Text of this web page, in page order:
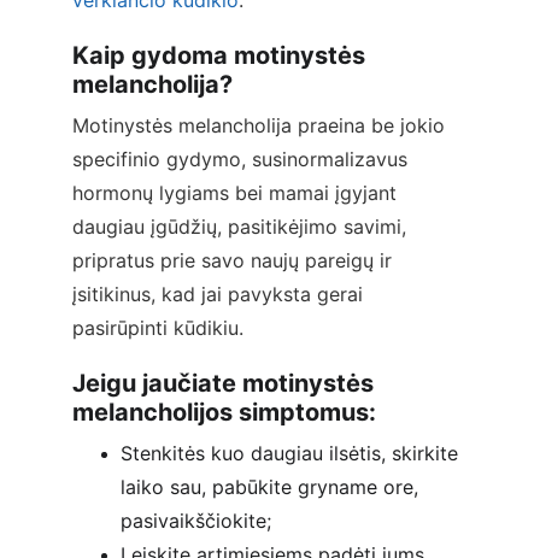
Kaip gydoma motinystės
melancholija?
Motinystės melancholija praeina be jokio
specifinio gydymo, susinormalizavus
hormonų lygiams bei mamai įgyjant
daugiau įgūdžių, pasitikėjimo savimi,
pripratus prie savo naujų pareigų ir
įsitikinus, kad jai pavyksta gerai
pasirūpinti kūdikiu.
Jeigu jaučiate motinystės
melancholijos simptomus:
Stenkitės kuo daugiau ilsėtis, skirkite
laiko sau, pabūkite gryname ore,
pasivaikščiokite;